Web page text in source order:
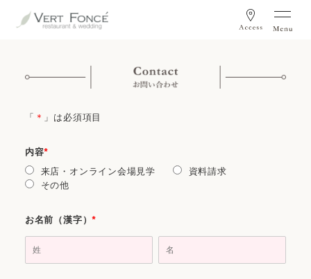
「 ＊ 」は必須項目
内容*
来店・オンライン会場見学
資料請求
その他
お名前（漢字）*